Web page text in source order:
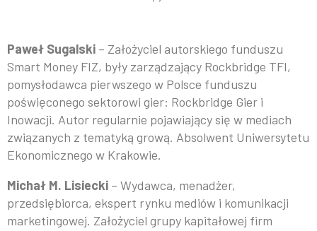
Paweł Sugalski – Założyciel autorskiego funduszu
Smart Money FIZ, były zarządzający Rockbridge TFI,
pomysłodawca pierwszego w Polsce funduszu
poświęconego sektorowi gier: Rockbridge Gier i
Inowacji. Autor regularnie pojawiający się w mediach
związanych z tematyką grową. Absolwent Uniwersytetu
Ekonomicznego w Krakowie.
Michał M. Lisiecki – Wydawca, menadżer,
przedsiębiorca, ekspert rynku mediów i komunikacji
marketingowej. Założyciel grupy kapitałowej firm